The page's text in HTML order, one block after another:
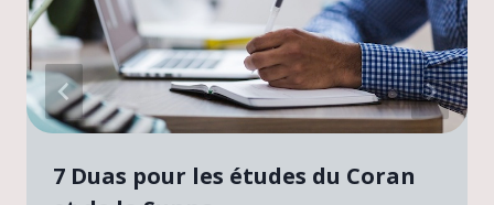
7 Duas pour les études du Coran